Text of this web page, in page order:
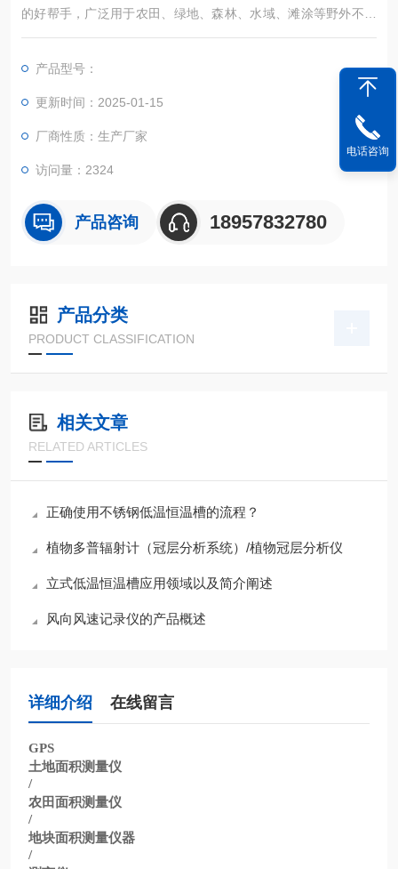
的好帮手，广泛用于农田、绿地、森林、水域、滩涂等野外不规
则区域面积的精确测量。
产品型号：
更新时间：2025-01-15
厂商性质：生产厂家
访问量：2324
产品咨询 18957832780
产品分类
PRODUCT CLASSIFICATION
相关文章
RELATED ARTICLES
正确使用不锈钢低温恒温槽的流程？
植物多普辐射计（冠层分析系统）/植物冠层分析仪
立式低温恒温槽应用领域以及简介阐述
风向风速记录仪的产品概述
详细介绍 在线留言
GPS
土地面积测量仪
/
农田面积测量仪
/
地块面积测量仪器
/
电话咨询